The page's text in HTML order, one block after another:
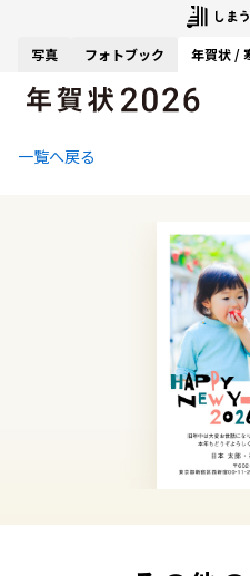
写真 フォトブック 年賀状 /
一覧へ戻る